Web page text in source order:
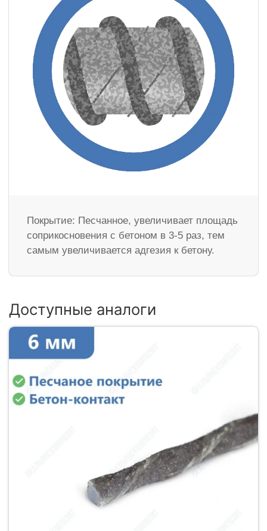
Покрытие: Песчанное, увеличивает площадь
соприкосновения с бетоном в 3-5 раз, тем
самым увеличивается адгезия к бетону.
Доступные аналоги